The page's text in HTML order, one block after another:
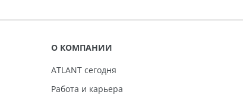
О КОМПАНИИ
ATLANT сегодня
Работа и карьера